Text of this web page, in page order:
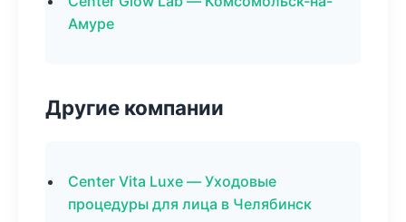
Амуре
Другие компании
Center Vita Luxe — Уходовые
процедуры для лица в Челябинск